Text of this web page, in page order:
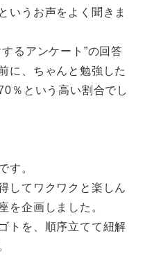
いうお声をよく聞きま
るアンケート”の回答
に、ちゃんと勉強した
％という高い割合でし
す。
してワクワクと楽しん
を企画しました。
トを、順序立てて紐解